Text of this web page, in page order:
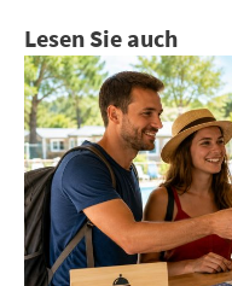
Lesen Sie auch